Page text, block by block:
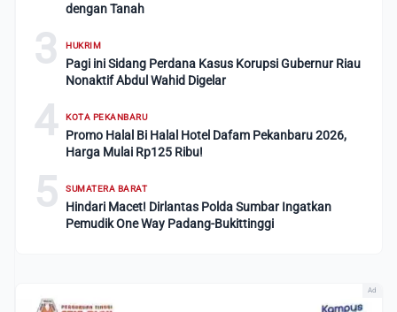
dengan Tanah
3 HUKRIM
Pagi ini Sidang Perdana Kasus Korupsi Gubernur Riau
Nonaktif Abdul Wahid Digelar
4 KOTA PEKANBARU
Promo Halal Bi Halal Hotel Dafam Pekanbaru 2026,
Harga Mulai Rp125 Ribu!
5 SUMATERA BARAT
Hindari Macet! Dirlantas Polda Sumbar Ingatkan
Pemudik One Way Padang-Bukittinggi
Ad